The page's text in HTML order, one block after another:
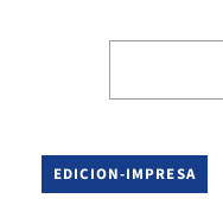
EDICION-IMPRESA